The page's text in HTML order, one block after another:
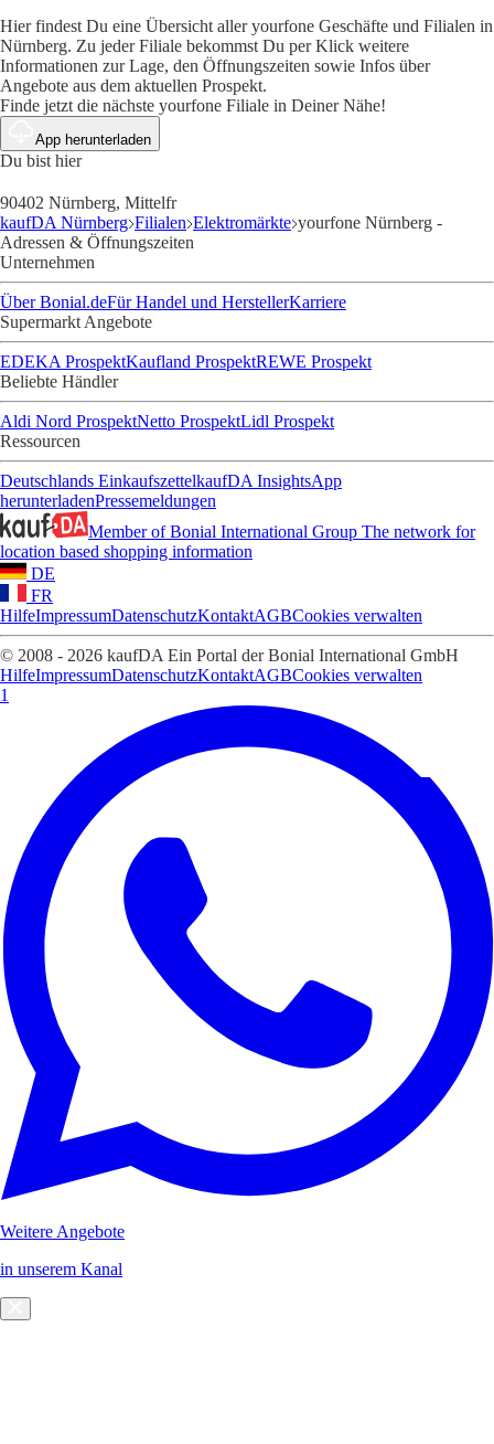
Hier findest Du eine Übersicht aller yourfone Geschäfte und Filialen in
Nürnberg. Zu jeder Filiale bekommst Du per Klick weitere
Informationen zur Lage, den Öffnungszeiten sowie Infos über
Angebote aus dem aktuellen Prospekt.
Finde jetzt die nächste yourfone Filiale in Deiner Nähe!
App herunterladen
Du bist hier
90402 Nürnberg, Mittelfr
kaufDA Nürnberg Filialen Elektromärkte yourfone Nürnberg -
Adressen & Öffnungszeiten
Unternehmen
Über Bonial.deFür Handel und HerstellerKarriere
Supermarkt Angebote
EDEKA ProspektKaufland ProspektREWE Prospekt
Beliebte Händler
Aldi Nord ProspektNetto ProspektLidl Prospekt
Ressourcen
Deutschlands EinkaufszettelkaufDA InsightsApp
herunterladenPressemeldungen
Member of Bonial International Group The network for
location based shopping information
DE
FR
HilfeImpressumDatenschutzKontaktAGBCookies verwalten
© 2008 - 2026 kaufDA Ein Portal der Bonial International GmbH
HilfeImpressumDatenschutzKontaktAGBCookies verwalten
1
Weitere Angebote
in unserem Kanal